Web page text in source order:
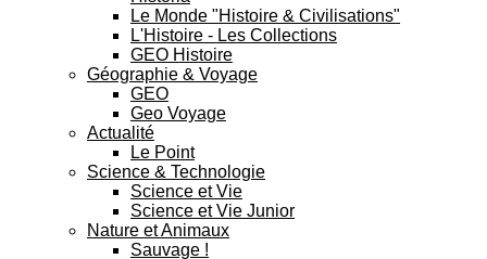
Le Monde "Histoire & Civilisations"
L'Histoire - Les Collections
GEO Histoire
Géographie & Voyage
GEO
Geo Voyage
Actualité
Le Point
Science & Technologie
Science et Vie
Science et Vie Junior
Nature et Animaux
Sauvage !